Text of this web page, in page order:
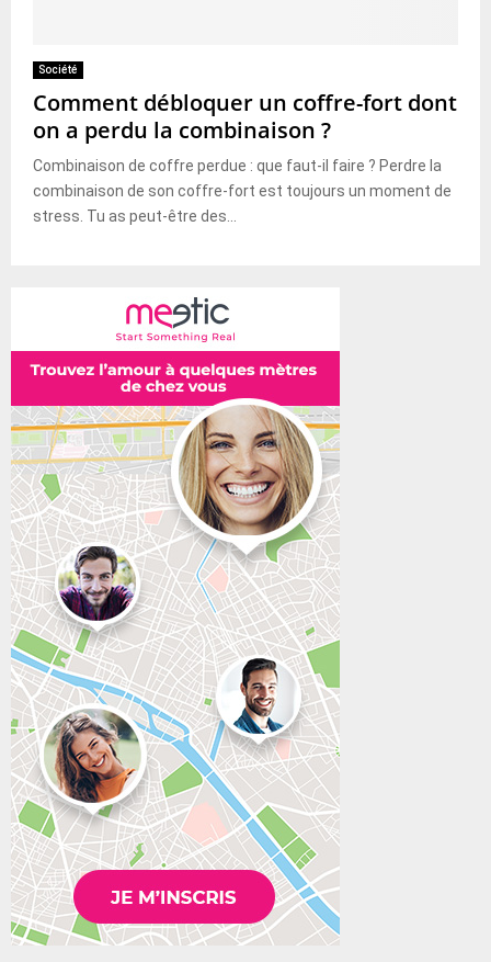
Société
Comment débloquer un coffre-fort dont
on a perdu la combinaison ?
Combinaison de coffre perdue : que faut-il faire ? Perdre la
combinaison de son coffre-fort est toujours un moment de
stress. Tu as peut-être des...